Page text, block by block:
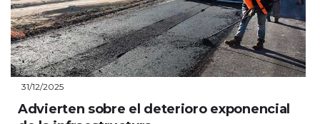
31/12/2025
Advierten sobre el deterioro exponencial